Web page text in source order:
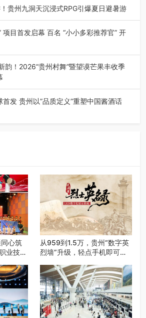
还是举办各…
贵州九洞天沉浸式RPG引爆夏日避暑游
依旧。而在毕节深处的九洞天景区，贵
浸式RPG…
项目首发启幕 百名 “小小多彩推荐官” 开
版社、阅美黔途阅见中国全国阅读行动
媒体传媒集…
韵！2026“贵州村舞”暨望谟芒果丰收季
，歌舞飞扬。7月22日，2026“贵州村
促…
发 贵州以”品质定义”重塑中国酱酒话
心筑
业技术
国行专
从959到1.5万，贵州“数字英
烈墙”升级，轻点手机即可云